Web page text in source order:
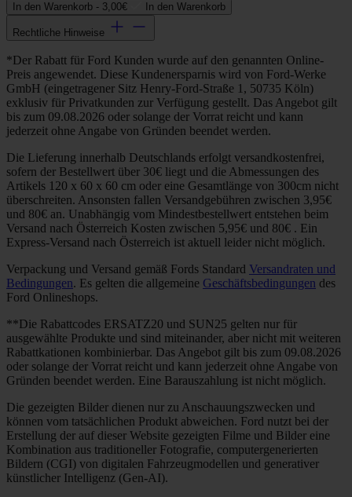
In den Warenkorb - 3,00€ In den Warenkorb
Rechtliche Hinweise
*Der Rabatt für Ford Kunden wurde auf den genannten Online-
Preis angewendet. Diese Kundenersparnis wird von Ford-Werke
GmbH (eingetragener Sitz Henry-Ford-Straße 1, 50735 Köln)
exklusiv für Privatkunden zur Verfügung gestellt. Das Angebot gilt
bis zum 09.08.2026 oder solange der Vorrat reicht und kann
jederzeit ohne Angabe von Gründen beendet werden.
Die Lieferung innerhalb Deutschlands erfolgt versandkostenfrei,
sofern der Bestellwert über 30€ liegt und die Abmessungen des
Artikels 120 x 60 x 60 cm oder eine Gesamtlänge von 300cm nicht
überschreiten. Ansonsten fallen Versandgebühren zwischen 3,95€
und 80€ an. Unabhängig vom Mindestbestellwert entstehen beim
Versand nach Österreich Kosten zwischen 5,95€ und 80€ . Ein
Express-Versand nach Österreich ist aktuell leider nicht möglich.
Verpackung und Versand gemäß Fords Standard Versandraten und
Bedingungen. Es gelten die allgemeine Geschäftsbedingungen des
Ford Onlineshops.
**Die Rabattcodes ERSATZ20 und SUN25 gelten nur für
ausgewählte Produkte und sind miteinander, aber nicht mit weiteren
Rabattkationen kombinierbar. Das Angebot gilt bis zum 09.08.2026
oder solange der Vorrat reicht und kann jederzeit ohne Angabe von
Gründen beendet werden. Eine Barauszahlung ist nicht möglich.
Die gezeigten Bilder dienen nur zu Anschauungszwecken und
können vom tatsächlichen Produkt abweichen. Ford nutzt bei der
Erstellung der auf dieser Website gezeigten Filme und Bilder eine
Kombination aus traditioneller Fotografie, computergenerierten
Bildern (CGI) von digitalen Fahrzeugmodellen und generativer
künstlicher Intelligenz (Gen-AI).